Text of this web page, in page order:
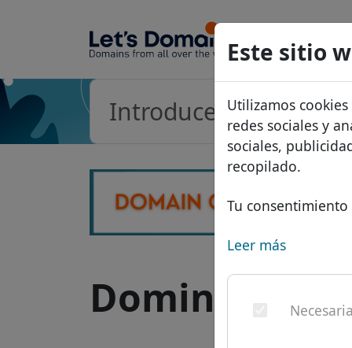
Este sitio
Utilizamos
redes sociales y
sociales,
recopilado.
Tu
Leer más
Dominios
Base de
Lista de
Transferir
Dominio